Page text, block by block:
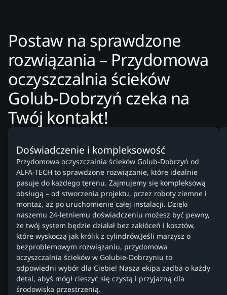
Postaw na sprawdzone
rozwiązania – Przydomowa
oczyszczalnia ścieków
Golub-Dobrzyń czeka na
Twój kontakt!
Doświadczenie i kompleksowość
Przydomowa oczyszczalnia ścieków Golub-Dobrzyń od
ALFA-TECH to sprawdzone rozwiązanie, które idealnie
pasuje do każdego terenu. Zajmujemy się kompleksową
obsługą – od stworzenia projektu, przez roboty ziemne i
montaż, aż po uruchomienie całej instalacji. Dzięki
naszemu 24-letniemu doświadczeniu możesz być pewny,
że twój system będzie działał bez zakłóceń i kosztów,
które wyskoczą jak królik z cylindrów.Jeśli marzysz o
bezproblemowym rozwiązaniu, przydomowa
oczyszczalnia ścieków w Golubie-Dobrzyniu to
odpowiedni wybór dla Ciebie! Nasza ekipa zadba o każdy
detal, abyś mógł cieszyć się czystą i przyjazną dla
środowiska przestrzenią.